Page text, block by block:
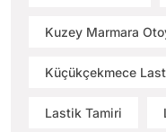
Kuzey Marmara
Küçükçekmece
Lastik Tamiri